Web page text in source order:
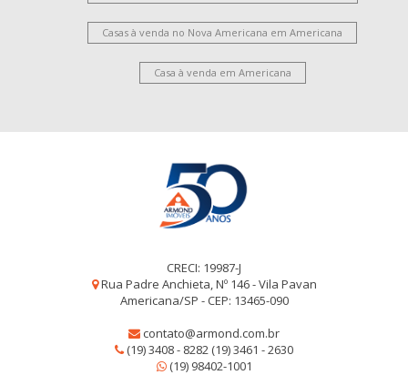
Casas à venda no Nova Americana em Americana
Casa à venda em Americana
CRECI: 19987-J
Rua Padre Anchieta, Nº 146 - Vila Pavan
Americana/SP - CEP: 13465-090
contato@armond.com.br
(19) 3408 - 8282 (19) 3461 - 2630
(19) 98402-1001